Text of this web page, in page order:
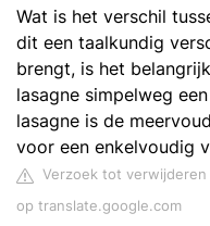
Wat is het verschil
dit een taalkundig
brengt, is het
lasagne simpelweg
lasagne is de
voor een enkelvoudig
Verzoek tot verwijderen
op translate.google.com